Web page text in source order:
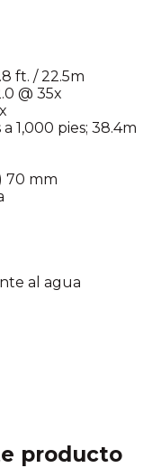
ft. / 22.5m
@ 35x
a 1,000 pies; 38.4m
70 mm
al agua
producto